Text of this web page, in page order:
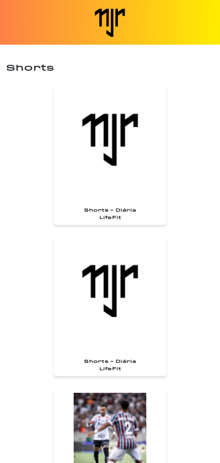
Shorts
Shorts - Diária
LifeFit
Shorts - Diária
LifeFit